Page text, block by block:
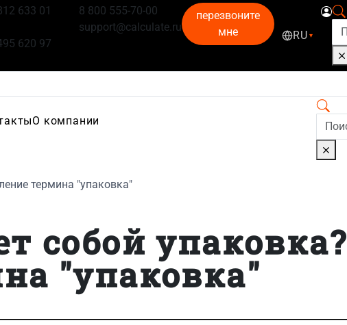
633 01
620 97
8 800 555-70-00
support@calculate.ru
перезвоните
мне
RU ▾
О компании
термина "упаковка"
собой упаковка?
"упаковка"